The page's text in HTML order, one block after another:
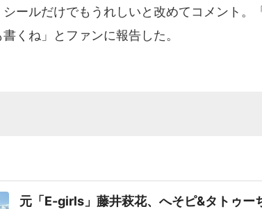
ールだけでもうれしいと改めてコメント。
くね」とファンに報告した。
元「E-girls」藤井萩花、へそピ&タトゥー